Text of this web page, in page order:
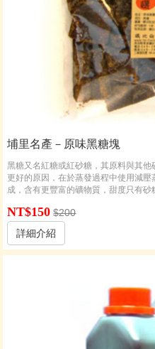
埔里名產－原味黑糖塊
黑糖又名紅糖或紅砂糖，其原料與其
更好的原因，在於蒸發過程中使用減
成，含有更豐富的礦物質，甜度只有砂
NT$150 $200
詳細介紹